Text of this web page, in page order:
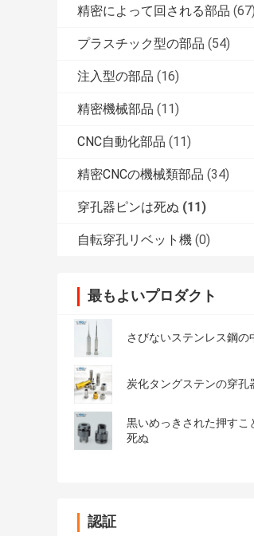
精密によって回される部品 (67)
プラスチック型の部品 (54)
注入型の部品 (16)
精密機械部品 (11)
CNC自動化部品 (11)
精密CNCの機械類部品 (34)
穿孔器ピンは死ぬ (11)
自転穿孔リベット機 (0)
最もよいプロダクト
さびないステンレス鋼の
炭化タングステンの穿孔
黒いめっきされた押すこ
死ぬ
認証